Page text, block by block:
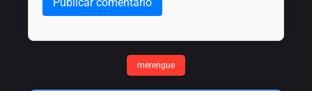
merengue